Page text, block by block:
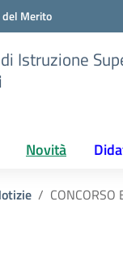
Merito
Istruzione
Novità
CONCORSO